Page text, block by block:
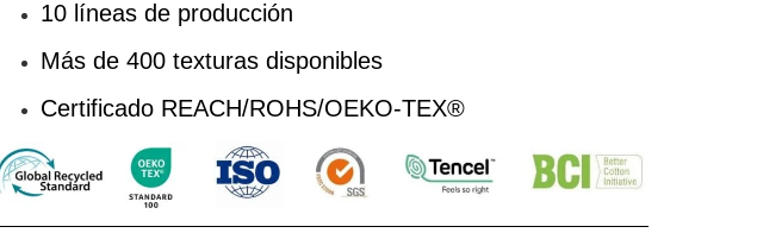
10 líneas de producción
Más de 400 texturas disponibles
Certificado REACH/ROHS/OEKO-TEX®